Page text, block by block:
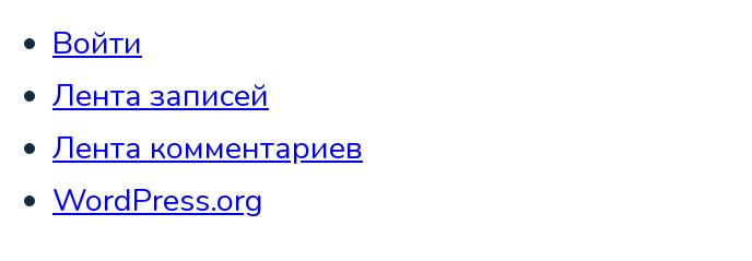
Войти
Лента записей
Лента комментариев
WordPress.org